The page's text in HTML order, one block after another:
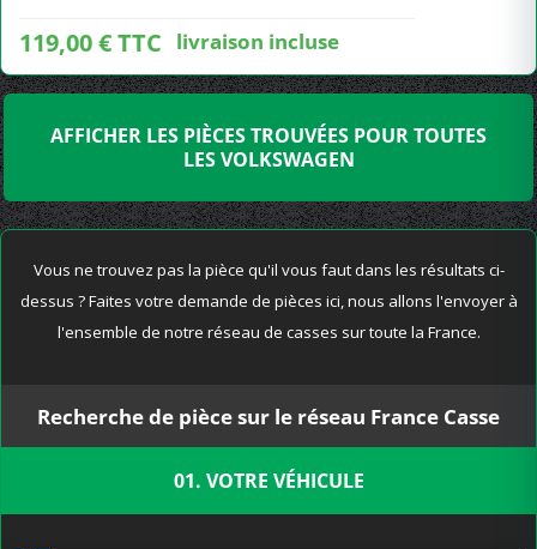
119,00 € TTC livraison incluse
AFFICHER LES PIÈCES TROUVÉES POUR TOUTES
LES VOLKSWAGEN
Vous ne trouvez pas la pièce qu'il vous faut dans les résultats ci-
dessus ? Faites votre demande de pièces ici, nous allons l'envoyer à
l'ensemble de notre réseau de casses sur toute la France.
Recherche de pièce sur le réseau France Casse
01. VOTRE VÉHICULE